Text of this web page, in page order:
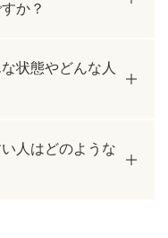
か？
状態やどんな人
人はどのような